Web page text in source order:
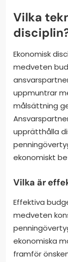
Vilka
Ekonomisk
medveten
uppmuntrar
målsättning
upprätthålla
ekonomiskt
Vilka är
Effektiva
medveten
ekonomiska
framför